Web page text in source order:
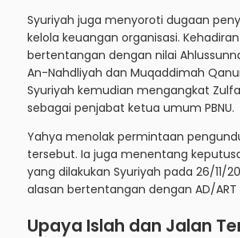
Syuriyah juga menyoroti dugaan
kelola keuangan organisasi.
bertentangan dengan nilai
An-Nahdliyah dan Muqaddimah
Syuriyah kemudian mengangkat
sebagai penjabat ketua umum PBNU.
Yahya menolak permintaan
tersebut. Ia juga menentang
yang dilakukan Syuriyah pada 26/11/
alasan bertentangan dengan AD/ART
Upaya Islah dan Jalan